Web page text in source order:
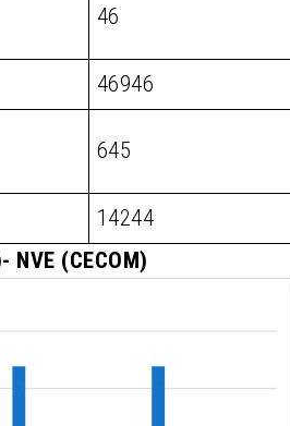
46
46946
645
14244
NVE (CECOM)